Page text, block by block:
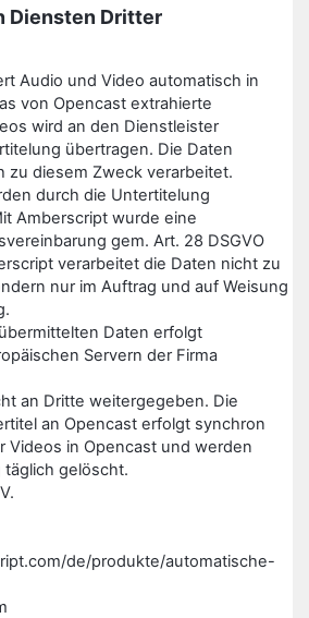
Diensten Dritter
Audio und Video automatisch in
von Opencast extrahierte
wird an den Dienstleister
übertragen. Die Daten
zu diesem Zweck verarbeitet.
durch die Untertitelung
Amberscript wurde eine
gem. Art. 28 DSGVO
verarbeitet die Daten nicht zu
nur im Auftrag und auf Weisung
Daten erfolgt
Servern der Firma
an Dritte weitergegeben. Die
an Opencast erfolgt synchron
Videos in Opencast und werden
gelöscht.
de/produkte/automatische-